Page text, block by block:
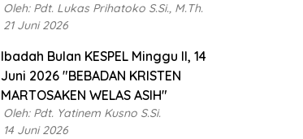
Oleh: Pdt. Lukas Prihatoko S.Si., M.Th.
21 Juni 2026
Ibadah Bulan KESPEL Minggu II, 14
Juni 2026 "BEBADAN KRISTEN
MARTOSAKEN WELAS ASIH"
Oleh: Pdt. Yatinem Kusno S.Si.
14 Juni 2026